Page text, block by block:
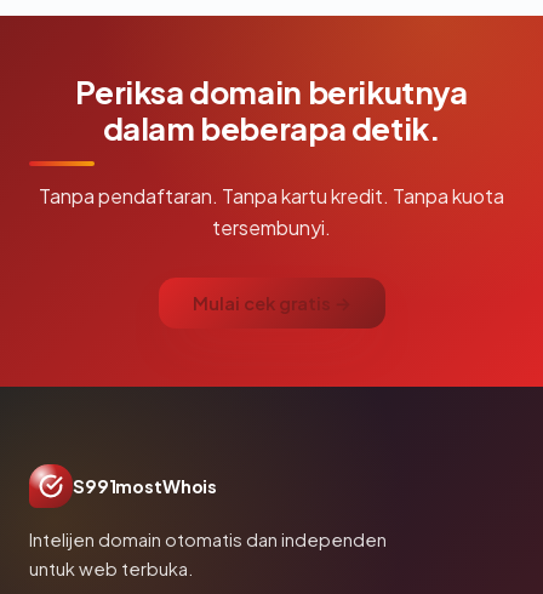
Periksa domain berikutnya
dalam beberapa detik.
Tanpa pendaftaran. Tanpa kartu kredit. Tanpa kuota
tersembunyi.
Mulai cek gratis →
S991mostWhois
Intelijen domain otomatis dan independen
untuk web terbuka.